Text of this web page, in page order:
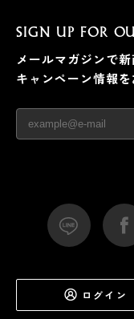
SIGN UP FOR
メールマガジンで新
キャンペーン情報を
ログイン